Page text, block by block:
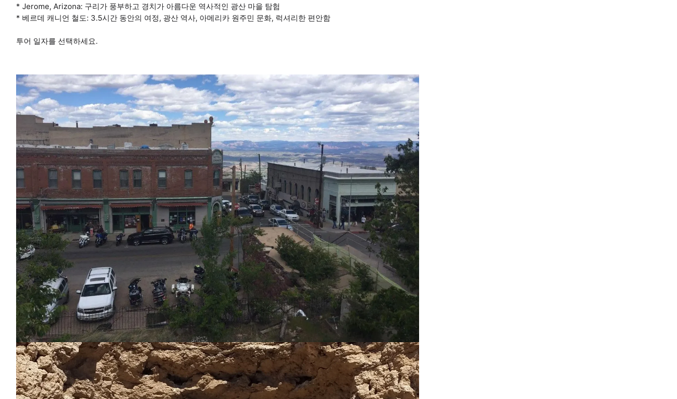
* Jerome, Arizona: 구리가 풍부하고 경치가 아름다운 역사적인 광산 마을 탐험
* 베르데 캐니언 철도: 3.5시간 동안의 여정, 광산 역사, 아메리카 원주민 문화, 럭셔리한 편안함
투어 일자를 선택하세요.